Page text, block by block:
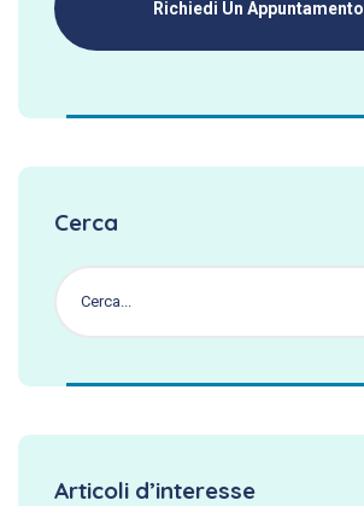
Richiedi Un Appuntamento
Cerca
Articoli d’interesse